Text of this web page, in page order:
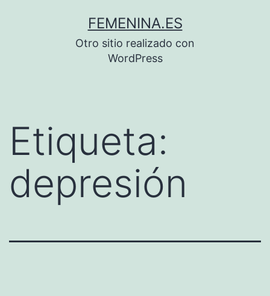
FEMENINA.ES
Otro sitio realizado con
WordPress
Etiqueta:
depresión